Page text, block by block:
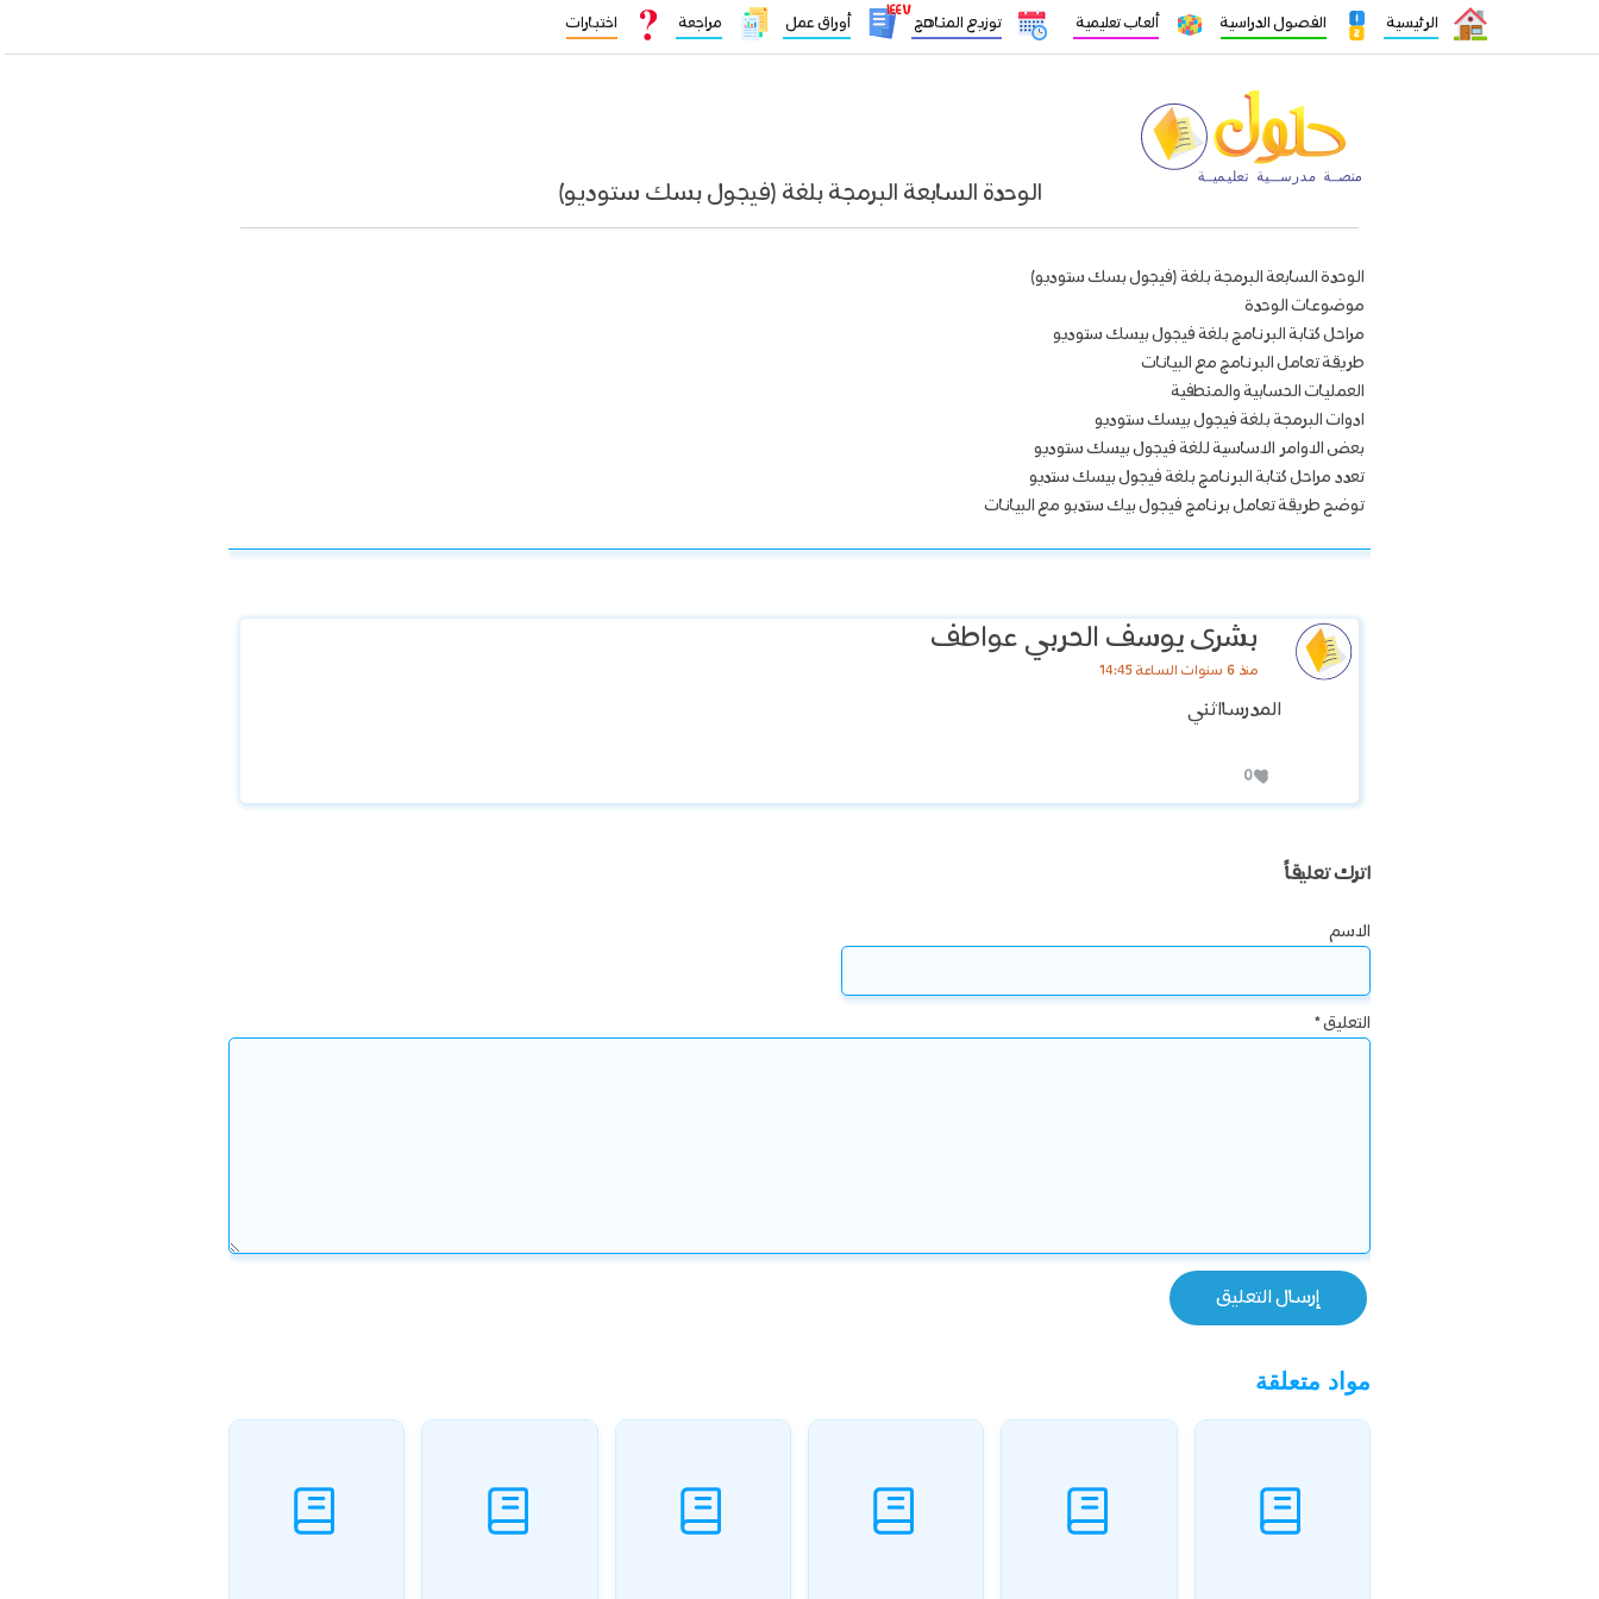
الرئيسية الفصول الدراسية ألعاب تعليمية توزيع المناهج
١٤٤٧
أوراق عمل مراجعة اختبارات
الوحدة السابعة البرمجة بلغة (فيجول بسك ستوديو)
الوحدة السابعة البرمجة بلغة (فيجول بسك ستوديو)
موضوعات الوحدة
مراحل كتابة البرنامج بلغة فيجول بيسك ستوديو
طريقة تعامل البرنامج مع البيانات
العمليات الحسابية والمنطفية
ادوات البرمجة بلغة فيجول بيسك ستوديو
بعض الاوامر الاساسية للغة فيجول بيسك ستوديو
تعدد مراحل كتابة البرنامج بلغة فيجول بيسك ستديو
توضح طريقة تعامل برنامج فيجول بيك ستدبو مع البيانات
بشرى يوسف الحربي عواطف
منذ 6 سنوات الساعة 14:45
المدرسااثني
0
اترك تعليقاً
الاسم
التعليق*
مواد متعلقة